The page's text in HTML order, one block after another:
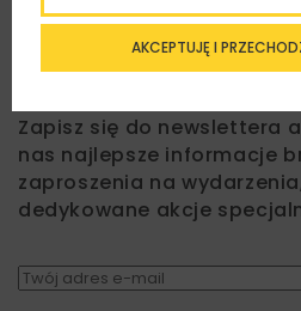
Lubisz wiedzieć
Zapisz się do newslettera
nas najlepsze informacje
zaproszenia na
dedykowane akcje
AKCEPTUJĘ I